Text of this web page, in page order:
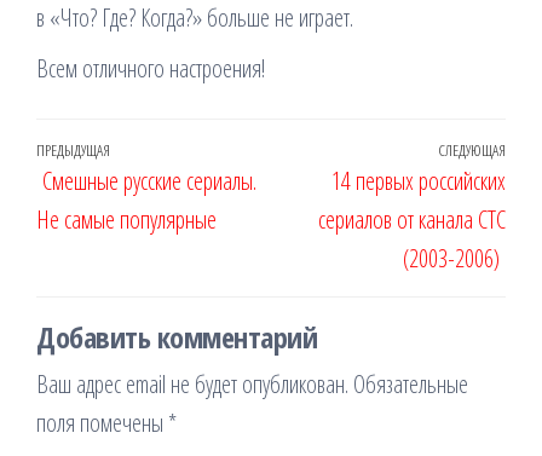
в «Что? Где? Когда?» больше не играет.
Всем отличного настроения!
Навигация
по
записям
Предыдущая
запись
ПРЕДЫДУЩАЯ
Смешные русские сериалы.
Не самые популярные
СЛЕДУЮЩАЯ
14 первых российских
сериалов от канала СТС
(2003-2006)
Добавить комментарий
Ваш адрес email не будет опубликован. Обязательные
поля помечены *